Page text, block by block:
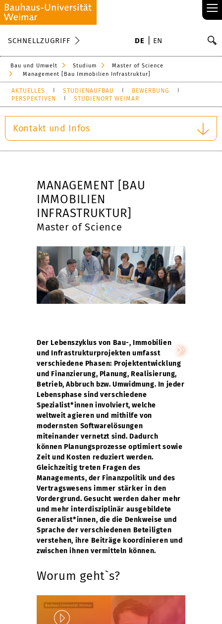
≡
SCHNELLZUGRIFF DE EN
Bau und Umwelt Studium
Master of Science
Management [Bau Immobilien Infrastruktur]
AKTUELLES STUDIENAUFBAU
BEWERBUNG
PERSPEKTIVEN
STUDIENORT WEIMAR
Kontakt und Infos
MANAGEMENT [BAU
IMMOBILIEN
INFRASTRUKTUR]
Master of Science
Der Lebenszyklus von Bau-, Immobilien
und Infrastrukturprojekten umfasst
verschiedene Phasen: Projektentwicklung
und Finanzierung, Planung, Realisierung,
Betrieb, Abbruch bzw. Umwidmung. In jeder
Lebensphase sind verschiedene
Spezialist*innen involviert, welche
weltweit agieren und mithilfe von
modernsten Softwarelösungen
miteinander vernetzt sind. Dadurch
können Planungsprozesse optimiert sowie
Zeit und Kosten reduziert werden.
Gleichzeitig treten Fragen des
Managements, der Finanzpolitik und des
Vertragswesens immer stärker in den
Vordergrund. Gesucht werden daher mehr
und mehr interdisziplinär ausgebildete
Generalist*innen, die die Denkweise und
Sprache der verschiedenen Beteiligten
verstehen, ihre Beiträge koordinieren und
zwischen ihnen vermitteln können.
Worum geht`s?
Play